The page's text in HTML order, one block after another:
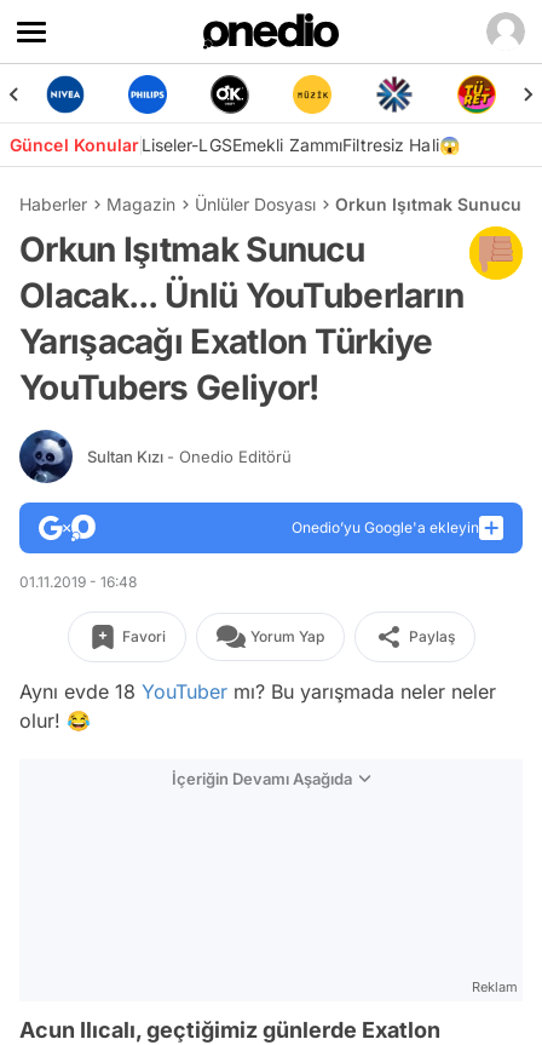
Güncel KonularLiseler-LGSEmekli ZammıFiltresiz Hali😱
Haberler Magazin Ünlüler Dosyası Orkun Işıtmak Sunucu
Orkun Işıtmak Sunucu
Olacak... Ünlü YouTuberların
Yarışacağı Exatlon Türkiye
YouTubers Geliyor!
Sultan Kızı - Onedio Editörü
Onedio’yu Google'a ekleyin
01.11.2019 - 16:48
Favori Yorum Yap Paylaş
Aynı evde 18 YouTuber mı? Bu yarışmada neler neler
olur! 😂
İçeriğin Devamı Aşağıda
Reklam
Acun Ilıcalı, geçtiğimiz günlerde Exatlon